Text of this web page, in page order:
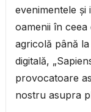
evenimentele
oamenii în
agricolă până
digitală,
provocatoare
nostru asupra